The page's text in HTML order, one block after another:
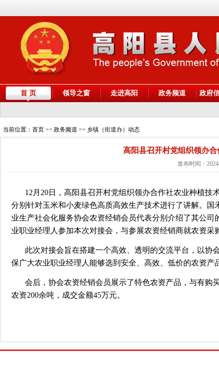
首 页 领导之窗 走进高阳 政务频道 政府
当前位置： 首页 >> 政务频道 >> 乡镇（街道办）动态
高阳县召开村党组织领办
发布时间：
12月20日，高阳县召开村党组织领办合作社农业种植
分别针对玉米和小麦绿色高质高效生产技术进行了讲解。
业生产社会化服务协会农资经销会员代表分别介绍了其公
业职业经理人参加本次对接会，与参展农资经销商就农资
此次对接会旨在搭建一个高效、透明的交流平台，以协
保广大农业职业经理人能够选到安全、高效、低价的农
会后，协会农资经销会员展示了特色农资产品，与有购
农资200余吨，成交金额45万元。